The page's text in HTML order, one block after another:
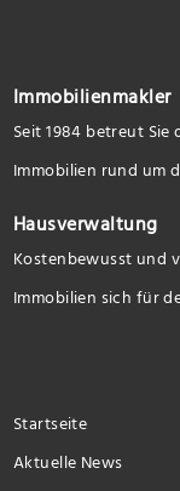
Immobilienmakler
Seit 1984 betreut
Immobilien rund um
Hausverwaltung
Kostenbewusst und
Immobilien sich für
Startseite
Aktuelle News